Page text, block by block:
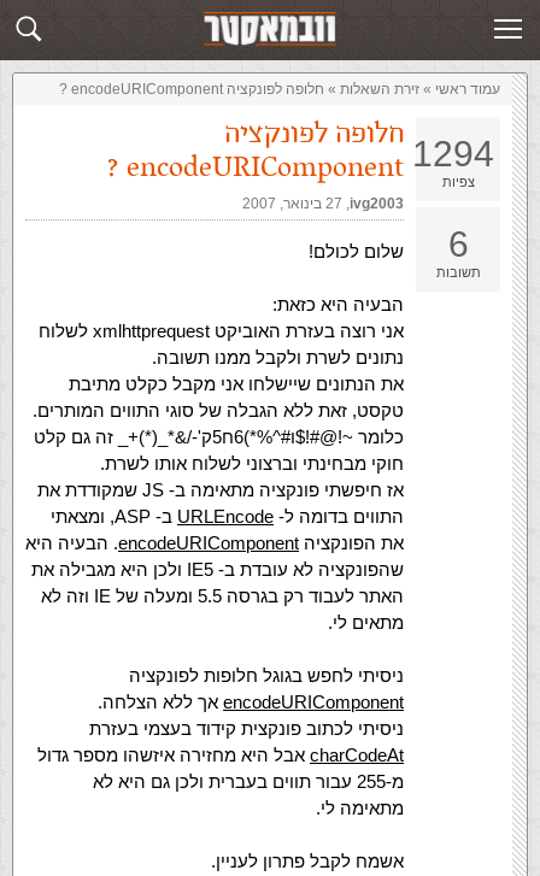
שלח תשובה זירת השאלות
עמוד ראשי » ‏זירת השאלות‏ » חלופה לפונקציה encodeURIComponent ?
1294
צפיות
6
תשובות
חלופה לפונקציה
encodeURIComponent ?
ivg2003
,‏ 27 בינואר, 2007
שלום לכולם!
הבעיה היא כזאת:
אני רוצה בעזרת האוביקט xmlhttprequest לשלוח
נתונים לשרת ולקבל ממנו תשובה.
את הנתונים שיישלחו אני מקבל כקלט מתיבת
טקסט, זאת ללא הגבלה של סוגי התווים המותרים.
כלומר ~!@#!$ו#^%*)6ח5ק'-/&*_(*)+_ זה גם קלט
חוקי מבחינתי וברצוני לשלוח אותו לשרת.
אז חיפשתי פונקציה מתאימה ב- JS שמקודדת את
התווים בדומה ל- URLEncode
ב- ASP, ומצאתי
את הפונקציה encodeURIComponent. הבעיה היא
שהפונקציה לא עובדת ב- IE5 ולכן היא מגבילה את
האתר לעבוד רק בגרסה 5.5 ומעלה של IE וזה לא
מתאים לי.
ניסיתי לחפש בגוגל חלופות לפונקציה
encodeURIComponent אך ללא הצלחה.
ניסיתי לכתוב פונקצית קידוד בעצמי בעזרת
charCodeAt אבל היא מחזירה איזשהו מספר גדול
מ-255 עבור תווים בעברית ולכן גם היא לא
מתאימה לי.
אשמח לקבל פתרון לעניין.